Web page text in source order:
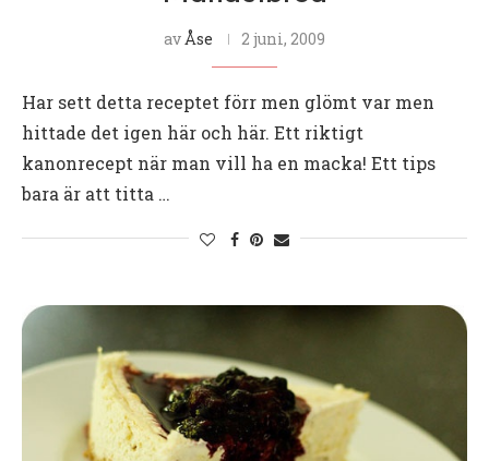
av Åse 2 juni, 2009
Har sett detta receptet förr men glömt var men
hittade det igen här och här. Ett riktigt
kanonrecept när man vill ha en macka! Ett tips
bara är att titta …